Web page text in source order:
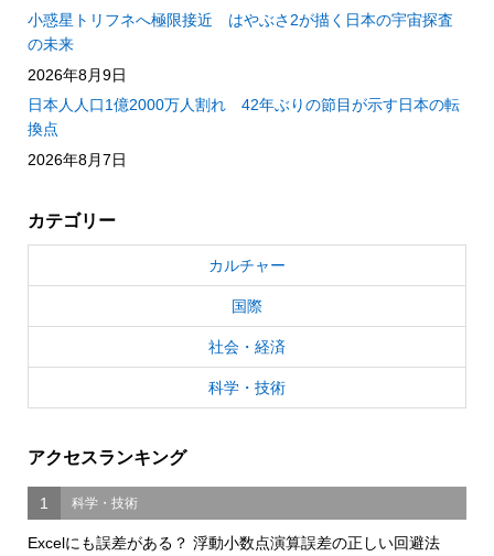
小惑星トリフネへ極限接近 はやぶさ2が描く日本の宇宙探査
の未来
2026年8月9日
日本人人口1億2000万人割れ 42年ぶりの節目が示す日本の転
換点
2026年8月7日
カテゴリー
カルチャー
国際
社会・経済
科学・技術
アクセスランキング
1 科学・技術
Excelにも誤差がある？ 浮動小数点演算誤差の正しい回避法